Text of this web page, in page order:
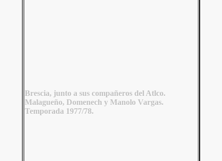
Brescia, junto a sus compañeros del Atlco.
Malagueño, Domenech y Manolo Vargas.
Temporada 1977/78.